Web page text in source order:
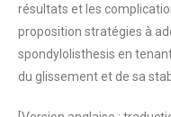
résultats et les
proposition stratégies à
spondylolisthesis en
du glissement et de sa